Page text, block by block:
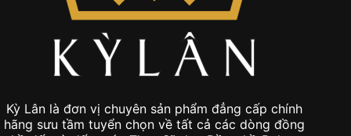
Kỳ Lân là đơn vị chuyên sản phẩm đẳng cấp chính
hãng sưu tầm tuyển chọn về tất cả các dòng đồng